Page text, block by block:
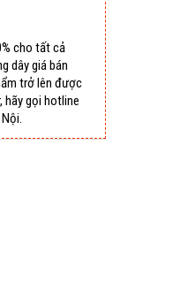
cho tất cả
dây giá bán
trở lên được
hãy gọi hotline